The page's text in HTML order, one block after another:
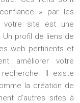
» par les
votre site est une
Un profil de liens de
web pertinents et
améliorer votre
Il existe
la création de
d’autres sites à